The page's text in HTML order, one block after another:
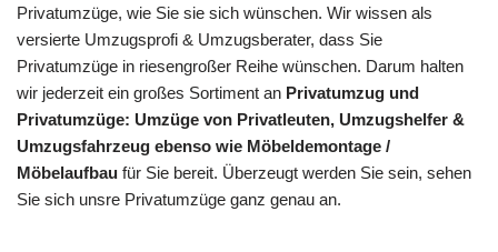
Privatumzüge, wie Sie sie sich wünschen. Wir wissen als
versierte Umzugsprofi & Umzugsberater, dass Sie
Privatumzüge in riesengroßer Reihe wünschen. Darum halten
wir jederzeit ein großes Sortiment an Privatumzug und
Privatumzüge: Umzüge von Privatleuten, Umzugshelfer &
Umzugsfahrzeug ebenso wie Möbeldemontage /
Möbelaufbau für Sie bereit. Überzeugt werden Sie sein, sehen
Sie sich unsre Privatumzüge ganz genau an.